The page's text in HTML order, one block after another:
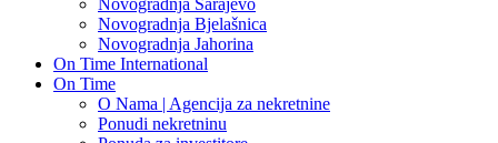
Novogradnja Sarajevo
Novogradnja Bjelašnica
Novogradnja Jahorina
On Time International
On Time
O Nama | Agencija za nekretnine
Ponudi nekretninu